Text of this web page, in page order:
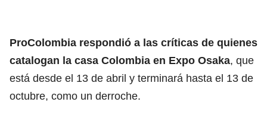
ProColombia respondió a las críticas de quienes
catalogan la casa Colombia en Expo Osaka, que
está desde el 13 de abril y terminará hasta el 13 de
octubre, como un derroche.